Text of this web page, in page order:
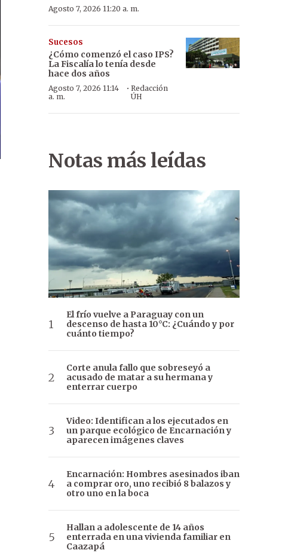
Agosto 7, 2026 11:20 a. m.
Sucesos
¿Cómo comenzó el caso IPS?
La Fiscalía lo tenía desde
hace dos años
Agosto 7, 2026 11:14
a. m.
· Redacción
ÚH
Notas más leídas
El frío vuelve a Paraguay con un
descenso de hasta 10°C: ¿Cuándo y por
cuánto tiempo?
Corte anula fallo que sobreseyó a
acusado de matar a su hermana y
enterrar cuerpo
Video: Identifican a los ejecutados en
un parque ecológico de Encarnación y
aparecen imágenes claves
Encarnación: Hombres asesinados iban
a comprar oro, uno recibió 8 balazos y
otro uno en la boca
Hallan a adolescente de 14 años
enterrada en una vivienda familiar en
Caazapá